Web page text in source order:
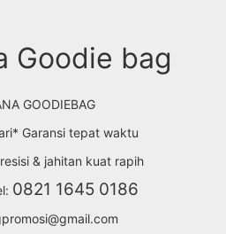
GOODIEBAG
Garansi tepat waktu
& jahitan kuat rapih
0821 1645 0186